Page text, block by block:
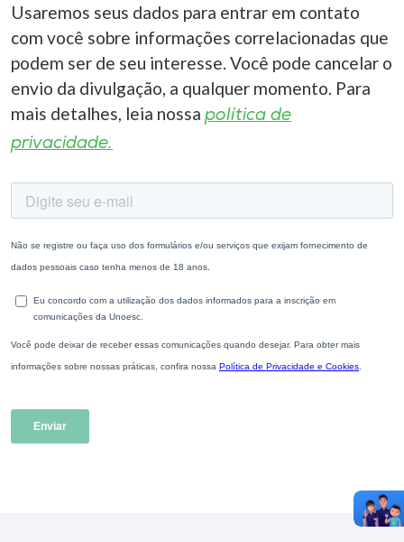
A-
Usaremos seus dados para entrar em contato
com você sobre informações correlacionadas que
podem ser de seu interesse. Você pode cancelar o
envio da divulgação, a qualquer momento. Para
mais detalhes, leia nossa política de
privacidade.